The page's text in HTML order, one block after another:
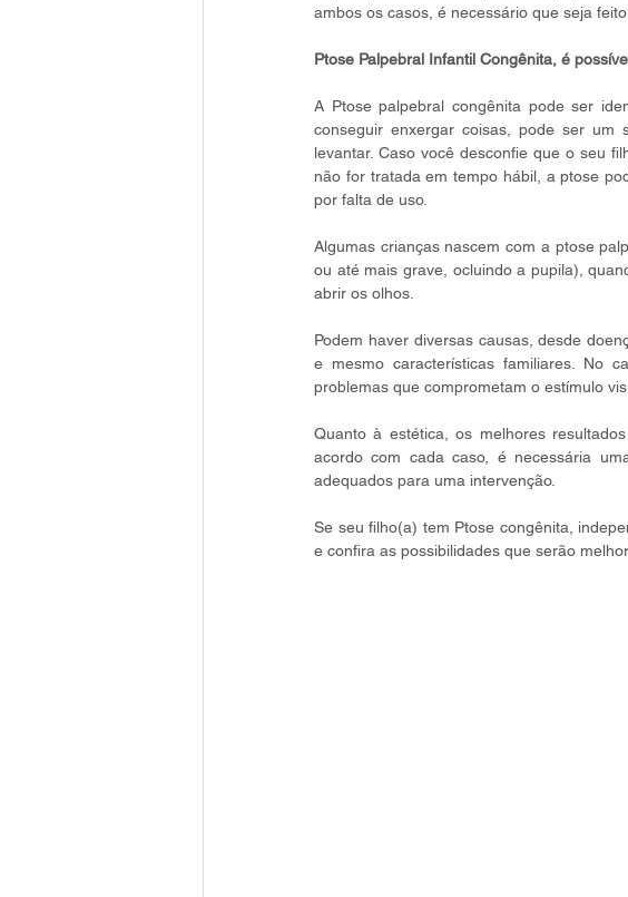
ambos os casos, é necessário que seja
Ptose Palpebral Infantil Congênita, é
A Ptose palpebral congênita pode ser
conseguir enxergar coisas, pode ser
levantar. Caso você desconfie que o seu
não for tratada em tempo hábil, a ptose
por falta de uso.
Algumas crianças nascem com a ptose
ou até mais grave, ocluindo a pupila),
abrir os olhos.
Podem haver diversas causas, desde
e mesmo características familiares. No
problemas que comprometam o estímulo
Quanto à estética, os melhores
acordo com cada caso, é necessária
adequados para uma intervenção.
Se seu filho(a) tem Ptose congênita,
e confira as possibilidades que serão